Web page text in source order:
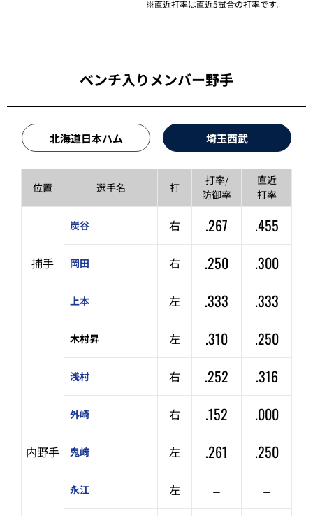
※直近打率は直近5試合の打率です。
ベンチ入りメンバー野手
北海道日本ハム 埼玉西武
位置 選手名 打
打率/
防御率
直近
打率
捕手
炭谷 右 .267 .455
岡田 右 .250 .300
上本 左 .333 .333
内野手
木村昇 左 .310 .250
浅村 右 .252 .316
外崎 右 .152 .000
鬼﨑 左 .261 .250
永江 左 – –